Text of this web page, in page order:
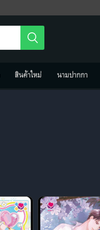
สินค้าใหม่ นามปากกา